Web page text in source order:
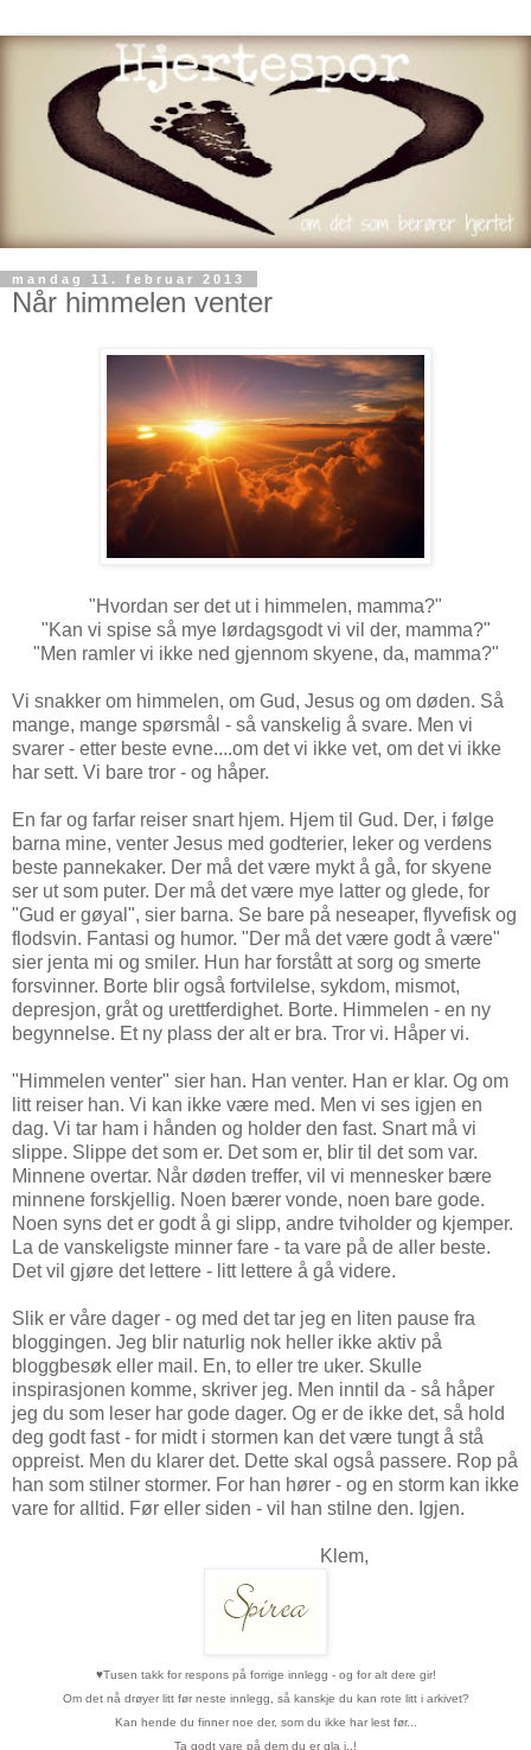
mandag 11. februar 2013
Når himmelen venter
"Hvordan ser det ut i himmelen, mamma?"
"Kan vi spise så mye lørdagsgodt vi vil der, mamma?"
"Men ramler vi ikke ned gjennom skyene, da, mamma?"
Vi snakker om himmelen, om Gud, Jesus og om døden. Så
mange, mange spørsmål - så vanskelig å svare. Men vi
svarer - etter beste evne....om det vi ikke vet, om det vi ikke
har sett. Vi bare tror - og håper.
En far og farfar reiser snart hjem. Hjem til Gud. Der, i følge
barna mine, venter Jesus med godterier, leker og verdens
beste pannekaker. Der må det være mykt å gå, for skyene
ser ut som puter. Der må det være mye latter og glede, for
"Gud er gøyal", sier barna. Se bare på neseaper, flyvefisk og
flodsvin. Fantasi og humor. "Der må det være godt å være"
sier jenta mi og smiler. Hun har forstått at sorg og smerte
forsvinner. Borte blir også fortvilelse, sykdom, mismot,
depresjon, gråt og urettferdighet. Borte. Himmelen - en ny
begynnelse. Et ny plass der alt er bra. Tror vi. Håper vi.
"Himmelen venter" sier han. Han venter. Han er klar. Og om
litt reiser han. Vi kan ikke være med. Men vi ses igjen en
dag. Vi tar ham i hånden og holder den fast. Snart må vi
slippe. Slippe det som er. Det som er, blir til det som var.
Minnene overtar. Når døden treffer, vil vi mennesker bære
minnene forskjellig. Noen bærer vonde, noen bare gode.
Noen syns det er godt å gi slipp, andre tviholder og kjemper.
La de vanskeligste minner fare - ta vare på de aller beste.
Det vil gjøre det lettere - litt lettere å gå videre.
Slik er våre dager - og med det tar jeg en liten pause fra
bloggingen. Jeg blir naturlig nok heller ikke aktiv på
bloggbesøk eller mail. En, to eller tre uker. Skulle
inspirasjonen komme, skriver jeg. Men inntil da - så håper
jeg du som leser har gode dager. Og er de ikke det, så hold
deg godt fast - for midt i stormen kan det være tungt å stå
oppreist. Men du klarer det. Dette skal også passere. Rop på
han som stilner stormer. For han hører - og en storm kan ikke
vare for alltid. Før eller siden - vil han stilne den. Igjen.
Klem,
♥Tusen takk for respons på forrige innlegg - og for alt dere gir!
Om det nå drøyer litt før neste innlegg, så kanskje du kan rote litt i arkivet?
Kan hende du finner noe der, som du ikke har lest før...
Ta godt vare på dem du er gla i..!